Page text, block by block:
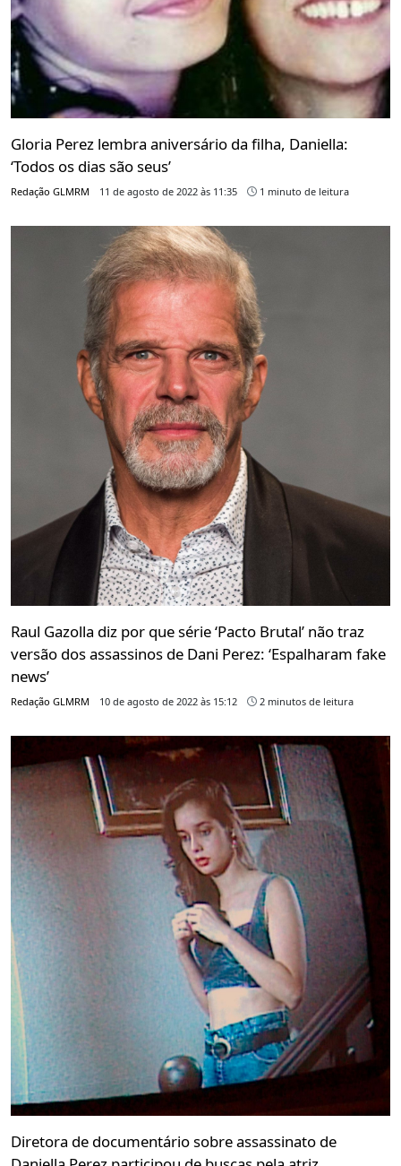
Gloria Perez lembra aniversário da filha, Daniella:
‘Todos os dias são seus’
Redação GLMRM 11 de agosto de 2022 às 11:35 1 minuto de leitura
Raul Gazolla diz por que série ‘Pacto Brutal’ não traz
versão dos assassinos de Dani Perez: ‘Espalharam fake
news’
Redação GLMRM 10 de agosto de 2022 às 15:12 2 minutos de leitura
Diretora de documentário sobre assassinato de